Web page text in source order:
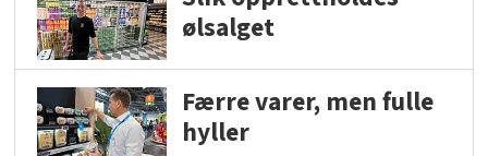
ølsalget
Færre varer, men fulle
hyller